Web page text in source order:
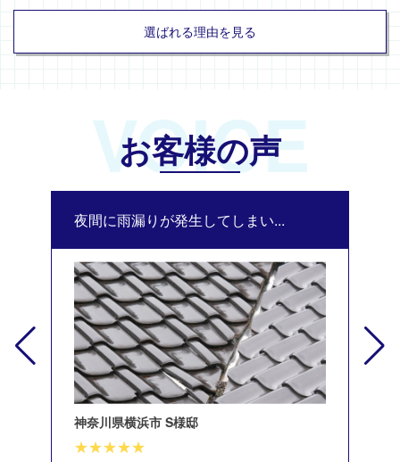
選ばれる理由を見る
VOICE
お客様の声
夜間に雨漏りが発生してしまい...
神奈川県横浜市 S様邸